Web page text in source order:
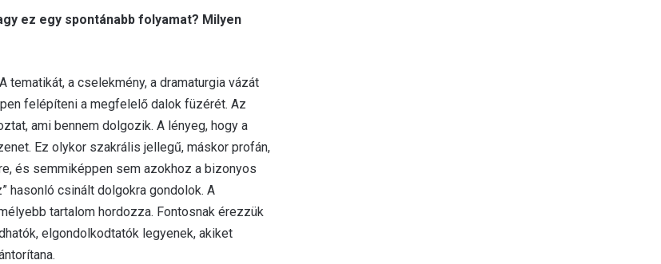
ez egy spontánabb folyamat? Milyen
a cselekmény, a dramaturgia vázát
felépíteni a megfelelő dalok füzérét. Az
ami bennem dolgozik. A lényeg, hogy a
Ez olykor szakrális jellegű, máskor profán,
és semmiképpen sem azokhoz a bizonyos
hasonló csinált dolgokra gondolok. A
tartalom hordozza. Fontosnak érezzük
elgondolkodtatók legyenek, akiket